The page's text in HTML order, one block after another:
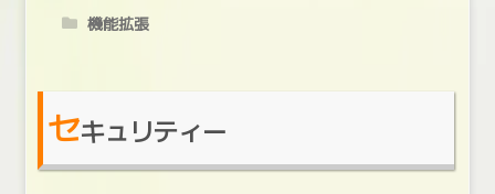
機能拡張
セキュリティー